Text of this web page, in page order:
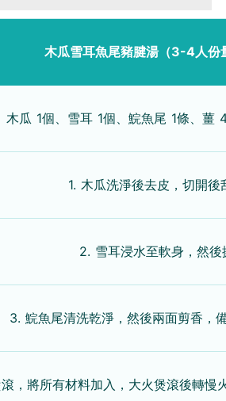
木瓜雪耳魚尾豬腱湯（3-4人份
木瓜 1個、雪耳 1個、鯇魚尾 1條、薑
1. 木瓜洗淨後去皮，切開後
2. 雪耳浸水至軟身，然後
3. 鯇魚尾清洗乾淨，然後兩面剪香，
，將所有材料加入，大火煲滾後轉慢